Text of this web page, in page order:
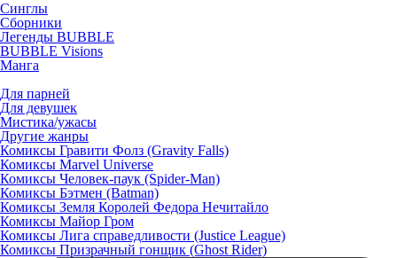
Синглы
Сборники
Легенды BUBBLE
BUBBLE Visions
Манга
Для парней
Для девушек
Мистика/ужасы
Другие жанры
Комиксы Гравити Фолз (Gravity Falls)
Комиксы Marvel Universe
Комиксы Человек-паук (Spider-Man)
Комиксы Бэтмен (Batman)
Комиксы Земля Королей Федора Нечитайло
Комиксы Майор Гром
Комиксы Лига справедливости (Justice League)
Комиксы Призрачный гонщик (Ghost Rider)